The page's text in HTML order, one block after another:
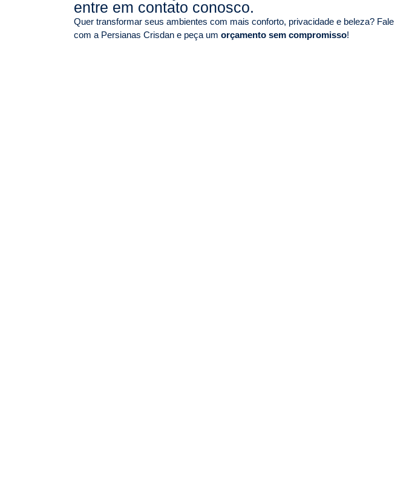
entre em contato conosco.
Quer transformar seus ambientes com mais conforto, privacidade e beleza? Fale
com a Persianas Crisdan e peça um orçamento sem compromisso!